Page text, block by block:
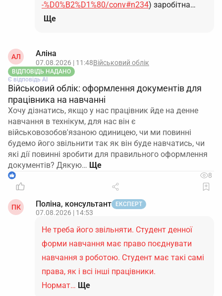
-%D0%B2%D1%80/conv#n234) заробітна…
Ще
АЛ Аліна
07.08.2026 | 11:48Військовий облік
ВІДПОВІДЬ НАДАНО
Є відповідь АІ
Військовий облік: оформлення документів для
працівника на навчанні
Хочу дізнатись, якщо у нас працівник йде на денне
навчання в технікум, для нас він є
військовозобов'язаною одиницею, чи ми повинні
будемо його звільнити так як він буде навчатись, чи
які дії повинні зробити для правильного оформлення
документів? Дякую…
1 8
ПК Поліна, консультант ЕКСПЕРТ
07.08.2026 | 14:53
Не треба його звільняти. Студент денної
форми навчання має право поєднувати
навчання з роботою. Студент має такі самі
права, як і всі інші працівники.
Нормат… Ще